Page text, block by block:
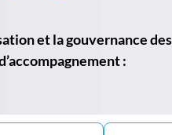
et la gouvernance
: